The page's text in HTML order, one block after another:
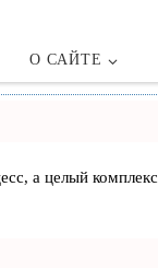
О САЙТЕ
а целый